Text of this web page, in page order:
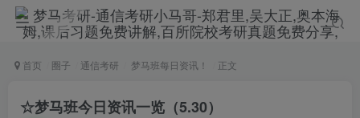
首页 圈子 通信考研 梦马班每日资讯！ 正文
☆梦马班今日资讯一览（5.30）